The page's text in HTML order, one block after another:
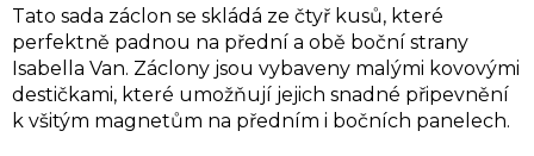
Tato sada záclon se skládá ze čtyř kusů, které
perfektně padnou na přední a obě boční strany
Isabella Van. Záclony jsou vybaveny malými kovovými
destičkami, které umožňují jejich snadné připevnění
k všitým magnetům na předním i bočních panelech.